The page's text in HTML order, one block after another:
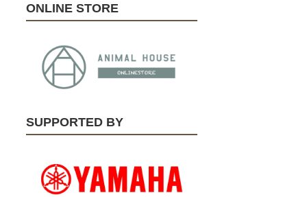
ONLINE STORE
SUPPORTED BY